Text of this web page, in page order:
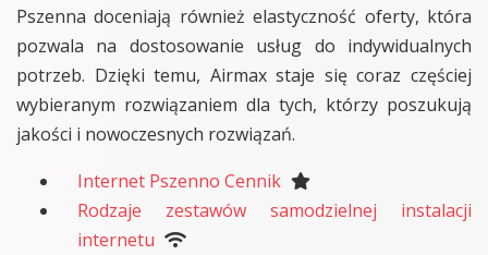
Pszenna doceniają również elastyczność oferty, która
pozwala na dostosowanie usług do indywidualnych
potrzeb. Dzięki temu, Airmax staje się coraz częściej
wybieranym rozwiązaniem dla tych, którzy poszukują
jakości i nowoczesnych rozwiązań.
Internet Pszenno Cennik
Rodzaje zestawów samodzielnej instalacji
internetu